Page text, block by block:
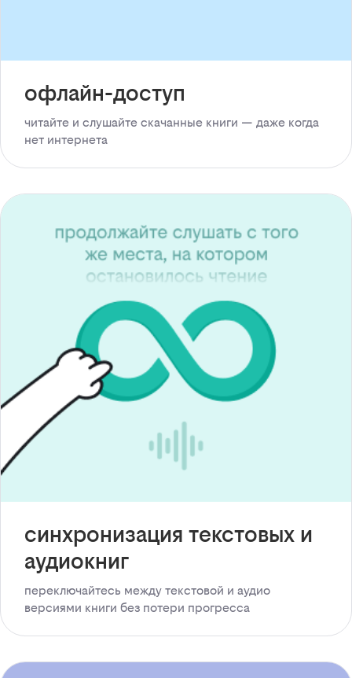
офлайн-доступ
читайте и слушайте скачанные книги — даже когда
нет интернета
синхронизация текстовых и
аудиокниг
переключайтесь между текстовой и аудио
версиями книги без потери прогресса